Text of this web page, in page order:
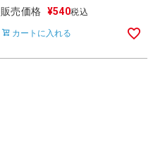
販売価格 ¥540税込
カートに入れる